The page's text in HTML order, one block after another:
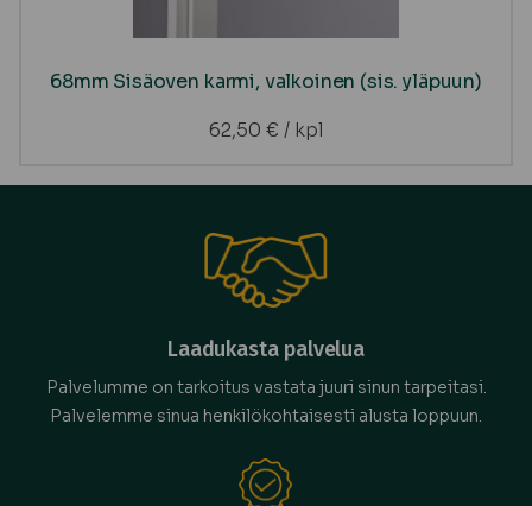
68mm Sisäoven karmi, valkoinen (sis. yläpuun)
62,50 € / kpl
Laadukasta palvelua
Palvelumme on tarkoitus vastata juuri sinun tarpeitasi.
Palvelemme sinua henkilökohtaisesti alusta loppuun.